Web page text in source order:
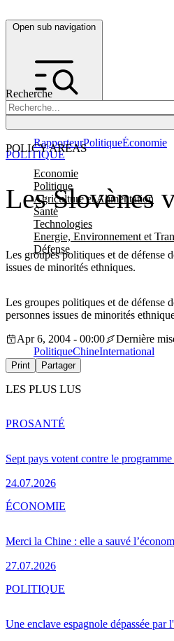
Open sub navigation
Recherche
POLICY AREAS
Economie
Politique
Agriculture et Alimentation
Santé
Technologies
Energie, Environnement et
Défense
RapporteurPolitiqueÉconomie
Les Slovènes
Les groupes politiques et de défense
issues de minorités ethniques.
POLITIQUE
Les groupes politiques et de défense
personnes issues de minorités
Apr 6, 2004 - 00:00
Dernière
PolitiqueChineInternational
Print Partager
LES PLUS LUS
Sept pays votent contre le
24.07.2026
PROSANTÉ
Merci la Chine : elle a sauvé
27.07.2026
ÉCONOMIE
Une enclave espagnole dépassée
POLITIQUE